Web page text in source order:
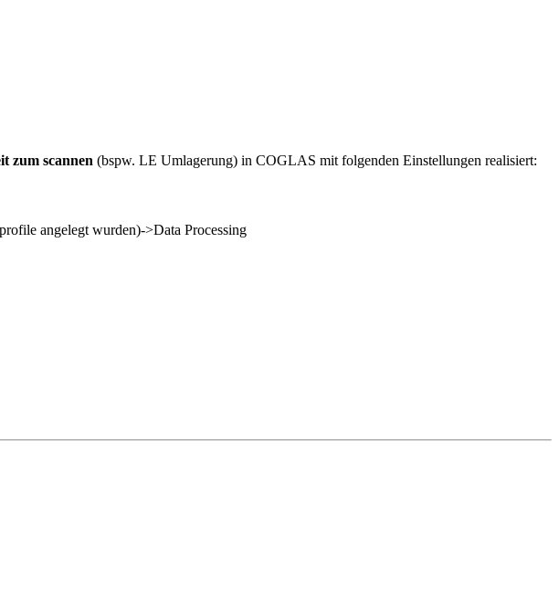
zum scannen (bspw. LE Umlagerung) in COGLAS mit folgenden Einstellungen realisiert:
angelegt wurden)->Data Processing